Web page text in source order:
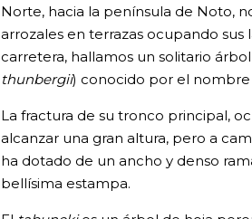
Norte, hacia la península de Noto,
arrozales en terrazas ocupando sus
carretera, hallamos un solitario
thunbergii) conocido por el nombre
La fractura de su tronco principal,
alcanzar una gran altura, pero a
ha dotado de un ancho y denso
bellísima estampa.